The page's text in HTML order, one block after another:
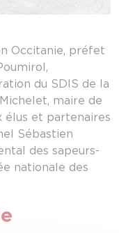
Occitanie, préfet
du SDIS de la
maire de
élus et partenaires
Sébastien
des sapeurs-
nationale des